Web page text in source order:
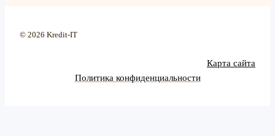
© 2026 Kredit-IT
Карта сайта
Политика конфиденциальности